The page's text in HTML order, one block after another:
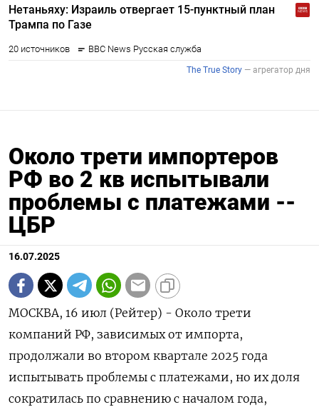
Около трети импортеров
РФ во 2 кв испытывали
проблемы с платежами --
ЦБР
16.07.2025
МОСКВА, 16 июл (Рейтер) - Около трети
компаний РФ, зависимых от импорта,
продолжали во втором квартале 2025 года
испытывать проблемы с платежами, но их доля
сократилась по сравнению с началом года,